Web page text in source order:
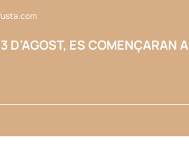
D’AGOST, ES COMENÇARAN A